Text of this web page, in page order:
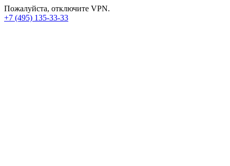
Пожалуйста, отключите VPN.
+7 (495) 135-33-33